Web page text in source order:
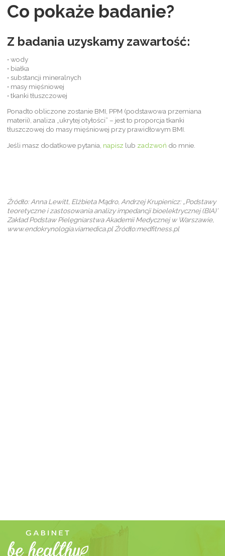
Co pokaże badanie?
Z badania uzyskamy zawartość:
• wody
• białka
• substancji mineralnych
• masy mięśniowej
• tkanki tłuszczowej
Ponadto obliczone zostanie BMI, PPM (podstawowa przemiana
materii), analiza „ukrytej otyłości” – jest to proporcja tkanki
tłuszczowej do masy mięśniowej przy prawidłowym BMI.
Jeśli masz dodatkowe pytania, napisz lub zadzwoń do mnie.
Źródło: Anna Lewitt, Elżbieta Mądro, Andrzej Krupienicz: „Podstawy
teoretyczne i zastosowania analizy impedancji bioelektrycznej (BIA)”
Zakład Podstaw Pielęgniarstwa Akademii Medycznej w Warszawie,
www.endokrynologia.viamedica.pl Źródło:medfitness.pl